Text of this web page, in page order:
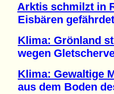
Arktis schmilzt in
Eisbären gefährdet
Klima: Grönland
wegen
Klima: Gewaltige
aus dem Boden